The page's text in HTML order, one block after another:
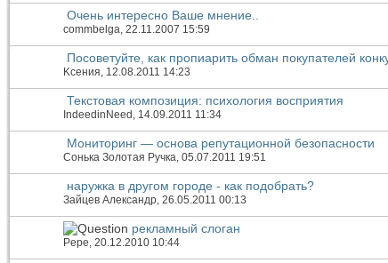
Очень интересно Ваше мнение..
commbelga, 22.11.2007 15:59
Посоветуйте, как пропиарить обман покупателей
Kсения, 12.08.2011 14:23
Текстовая композиция: психология восприятия
IndeedinNeed , 14.09.2011 11:34
Мониторинг — основа репутационной безопасности
Сонька Золотая Ручка, 05.07.2011 19:51
наружка в другом городе - как подобрать?
Зайцев Александр, 26.05.2011 00:13
рекламный слоган
Pepe, 20.12.2010 10:44